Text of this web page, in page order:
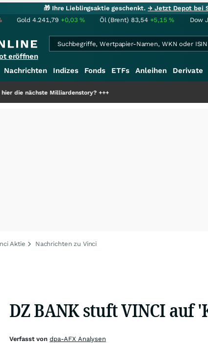
🎁 Ihre Lieblingsaktie geschenkt.→ Jetzt Depot bei
Gold 4.241,79 +0,03% Öl (Brent) 83,54 +5,15% Dow
eröffnen
Nachrichten Indizes Fonds ETFs Anleihen Derivate
+++
Aktie Nachrichten zu Vinci
DZ BANK stuft VINCI auf
Verfasst von dpa-AFX Analysen